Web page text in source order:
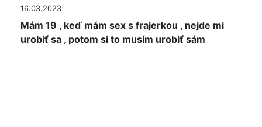
16.03.2023
Mám 19 , keď mám sex s frajerkou , nejde mi
urobiť sa , potom si to musím urobiť sám